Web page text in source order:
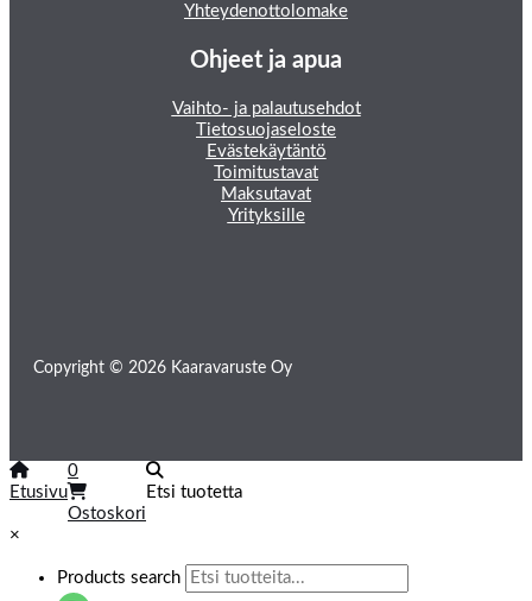
Yhteydenottolomake
Ohjeet ja apua
Vaihto- ja palautusehdot
Tietosuojaseloste
Evästekäytäntö
Toimitustavat
Maksutavat
Yrityksille
Copyright © 2026 Kaaravaruste Oy
Etusivu
0
Ostoskori
Etsi tuotetta
×
Products search